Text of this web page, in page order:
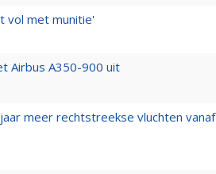
vol met munitie'
Airbus A350-900 uit
meer rechtstreekse vluchten vanaf